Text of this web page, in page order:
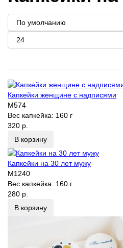
Капкейки женщине с надписями
M574
Вес капкейка: 160 г
320 р.
В корзину
Капкейки на 30 лет мужу
M1240
Вес капкейка: 160 г
280 р.
В корзину